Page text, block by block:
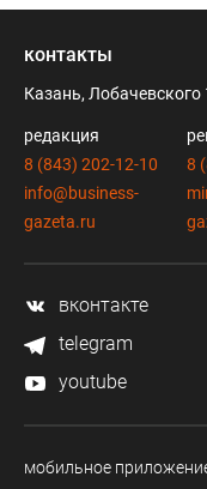
контакты
Казань, Лобачевского
редакция
8 (843) 202-12-10
info@business-
gazeta.ru
8
вконтакте
telegram
youtube
мобильное